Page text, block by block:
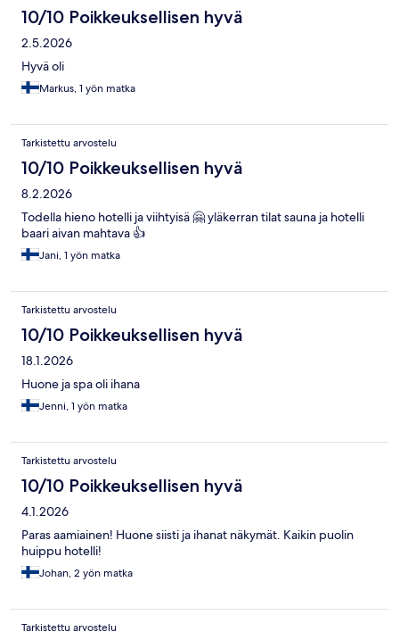
10/10 Poikkeuksellisen hyvä
2.5.2026
Hyvä oli
Markus, 1 yön matka
Tarkistettu arvostelu
10/10 Poikkeuksellisen hyvä
8.2.2026
Todella hieno hotelli ja viihtyisä 🤗 yläkerran tilat sauna ja hotelli
baari aivan mahtava 👍
Jani, 1 yön matka
Tarkistettu arvostelu
10/10 Poikkeuksellisen hyvä
18.1.2026
Huone ja spa oli ihana
Jenni, 1 yön matka
Tarkistettu arvostelu
10/10 Poikkeuksellisen hyvä
4.1.2026
Paras aamiainen! Huone siisti ja ihanat näkymät. Kaikin puolin
huippu hotelli!
Johan, 2 yön matka
Tarkistettu arvostelu